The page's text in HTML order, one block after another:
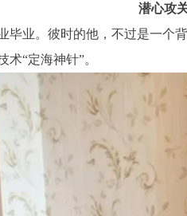
潜心攻
毕业。彼时的他，不过是一
“定海神针”。